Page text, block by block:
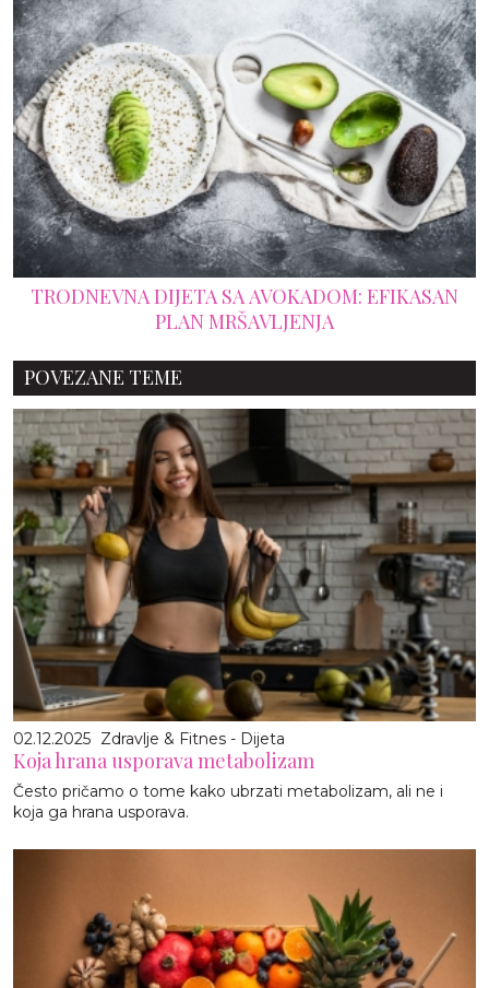
TRODNEVNA DIJETA SA AVOKADOM: EFIKASAN
PLAN MRŠAVLJENJA
POVEZANE TEME
02.12.2025 Zdravlje & Fitnes - Dijeta
Koja hrana usporava metabolizam
Često pričamo o tome kako ubrzati metabolizam, ali ne i
koja ga hrana usporava.